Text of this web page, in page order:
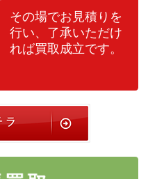
その場でお見積りを
行い、 了承いただけ
れば買取成立です。